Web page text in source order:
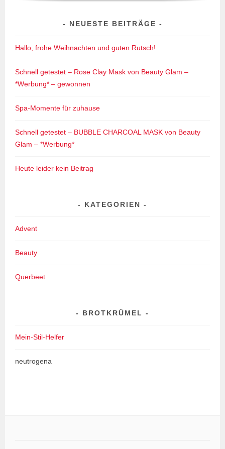
NEUESTE BEITRÄGE
Hallo, frohe Weihnachten und guten Rutsch!
Schnell getestet – Rose Clay Mask von Beauty Glam –
*Werbung* – gewonnen
Spa-Momente für zuhause
Schnell getestet – BUBBLE CHARCOAL MASK von Beauty
Glam – *Werbung*
Heute leider kein Beitrag
KATEGORIEN
Advent
Beauty
Querbeet
BROTKRÜMEL
Mein-Stil-Helfer
neutrogena